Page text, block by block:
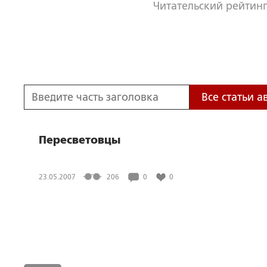
Читательский
Все статьи
Пересветовцы
23.05.2007 206 0 0